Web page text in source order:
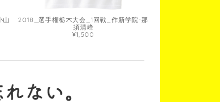
山
2018_選手権栃木大会_1回戦_作新学院-那
須清峰
¥1,500